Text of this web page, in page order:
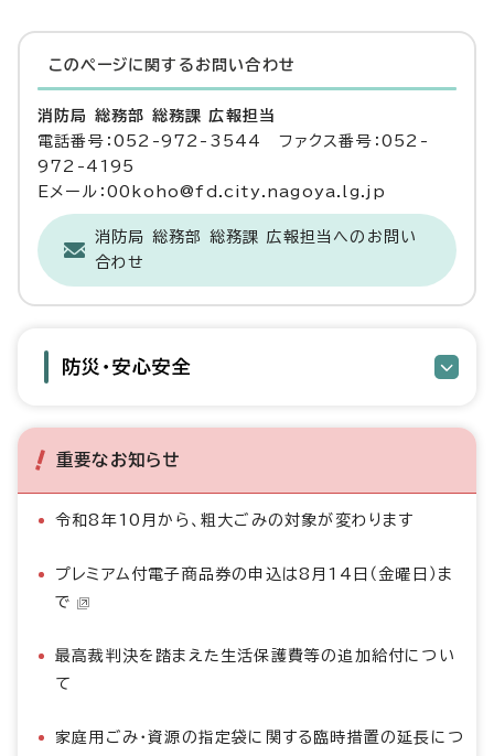
このページに関する お問い合わせ
消防局 総務部 総務課 広報担当
電話番号：052-972-3544 ファクス番号：052-
972-4195
Eメール：00koho@fd.city.nagoya.lg.jp
消防局 総務部 総務課 広報担当へのお問い
合わせ
防災・安心安全
重要なお知らせ
令和8年10月から、粗大ごみの対象が変わります
プレミアム付電子商品券の申込は8月14日（金曜日）ま
で
最高裁判決を踏まえた生活保護費等の追加給付につい
て
家庭用ごみ・資源の指定袋に関する臨時措置の延長につ